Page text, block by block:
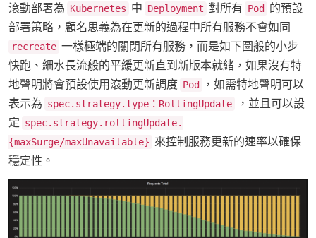
滾動部署為 Kubernetes 中 Deployment 對所有 Pod
的預設
部署策略，顧名思義為在更新的過程中所有服務不會如同
recreate 一樣極端的關閉所有服務，而是如下圖般的小步
快跑、細水長流般的平緩更新直到新版本就緒，如果沒有特
地聲明將會預設使用滾動更新調度 Pod
，如需特地聲明可以
表示為 spec.strategy.type：RollingUpdate
，並且可以設
定 spec.strategy.rollingUpdate.
{maxSurge/maxUnavailable} 來控制服務更新的速率以確保
穩定性。